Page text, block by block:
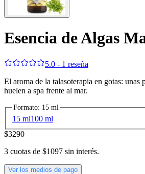
Esencia de Algas
5.0 - 1 reseña
El aroma de la talasoterapia en gotas: unas
huelen a spa frente al mar.
Formato: 15 ml
15 ml100 ml
$3290
3 cuotas de $1097 sin interés.
Ver los medios de pago